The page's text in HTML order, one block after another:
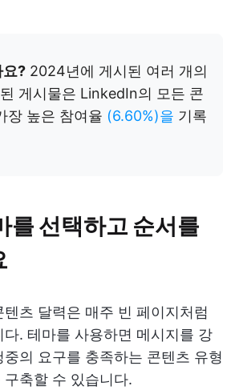
요? 2024년에 게시된 여러 개의
게시물은 LinkedIn의 모든 콘
장 높은 참여율 (6.60%)을 기록
를 선택하고 순서를
츠 달력은 매주 빈 페이지처럼
다. 테마를 사용하면 메시지를 강
의 요구를 충족하는 콘텐츠 유형
축할 수 있습니다.